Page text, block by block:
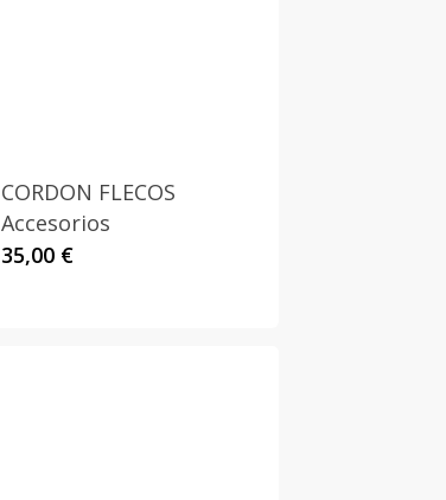
CORDON FLECOS
Accesorios
35,00 €